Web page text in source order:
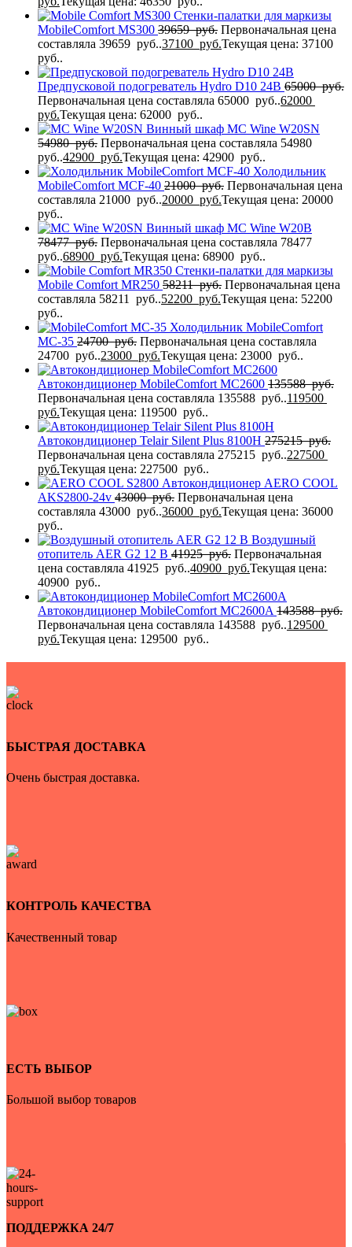
Стенки-палатки для маркизы
MobileComfort МS300 39659руб. Первоначальная цена
составляла 39659 руб..37100 руб.Текущая цена: 37100
руб..
Предпусковой подогреватель Hydro D10 24В 65000руб.
Первоначальная цена составляла 65000 руб..62000
руб.Текущая цена: 62000 руб..
Винный шкаф MC Wine W20SN
54980руб. Первоначальная цена составляла 54980
руб..42900 руб.Текущая цена: 42900 руб..
Холодильник
MobileComfort MCF-40 21000руб. Первоначальная цена
составляла 21000 руб..20000 руб.Текущая цена: 20000
руб..
Винный шкаф MC Wine W20B
78477руб. Первоначальная цена составляла 78477
руб..68900 руб.Текущая цена: 68900 руб..
Стенки-палатки для маркизы
Mobile Comfort МR250 58211руб. Первоначальная цена
составляла 58211 руб..52200 руб.Текущая цена: 52200
руб..
Холодильник MobileComfort
MC-35 24700руб. Первоначальная цена составляла
24700 руб..23000 руб.Текущая цена: 23000 руб..
Автокондиционер MobileComfort MC2600 135588руб.
Первоначальная цена составляла 135588 руб..119500
руб.Текущая цена: 119500 руб..
Автокондиционер Telair Silent Plus 8100H 275215руб.
Первоначальная цена составляла 275215 руб..227500
руб.Текущая цена: 227500 руб..
Автокондиционер AERO COOL
AKS2800-24v 43000руб. Первоначальная цена
составляла 43000 руб..36000 руб.Текущая цена: 36000
руб..
Воздушный
отопитель AER G2 12 В 41925руб. Первоначальная
цена составляла 41925 руб..40900 руб.Текущая цена:
40900 руб..
Автокондиционер MobileComfort MC2600A 143588руб.
Первоначальная цена составляла 143588 руб..129500
руб.Текущая цена: 129500 руб..
БЫСТРАЯ ДОСТАВКА
Очень быстрая доставка.
КОНТРОЛЬ КАЧЕСТВА
Качественный товар
ЕСТЬ ВЫБОР
Большой выбор товаров
ПОДДЕРЖКА 24/7